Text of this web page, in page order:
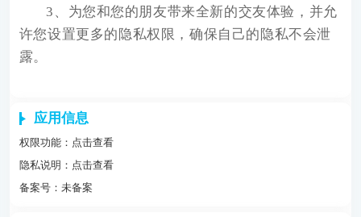
3、为您和您的朋友带来全新的交友体验，并允
许您设置更多的隐私权限，确保自己的隐私不会泄
露。
应用信息
权限功能： 点击查看
隐私说明： 点击查看
备案号：未备案